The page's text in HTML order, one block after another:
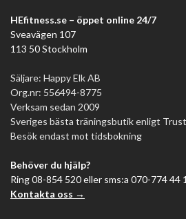
HEfitness.se – öppet online 24/7
Sveavägen 107
113 50 Stockholm
Säljare: Happy Elk AB
Org.nr: 556494-8775
Verksam sedan 2009
Sveriges bästa träningsbutik enligt
Besök endast mot tidsbokning
Behöver du hjälp?
Ring 08-854 520 eller sms:a 070-774 44
Kontakta oss →